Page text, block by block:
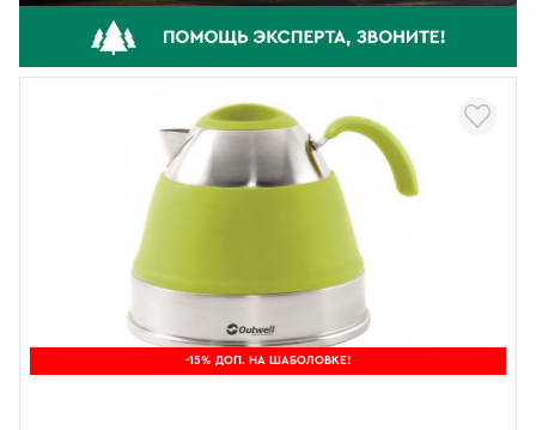
-15% ДОП. НА ШАБОЛОВКЕ!